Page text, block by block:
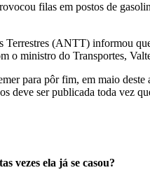
filas em postos de
(ANTT) informou
o ministro do Transportes,
para pôr fim, em maio
deve ser publicada toda vez
vezes ela já se casou?